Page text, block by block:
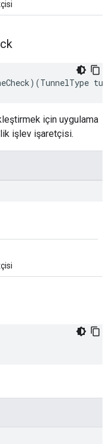
için uygulama
işlev işaretçisi.